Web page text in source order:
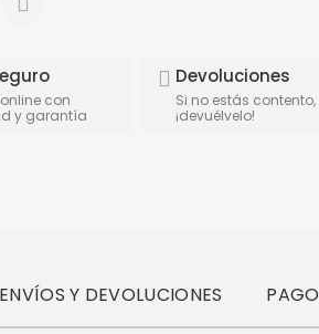
con
y garantía
Devoluciones
Si no estás contento,
¡devuélvelo!
ENVÍOS Y DEVOLUCIONES PAGO